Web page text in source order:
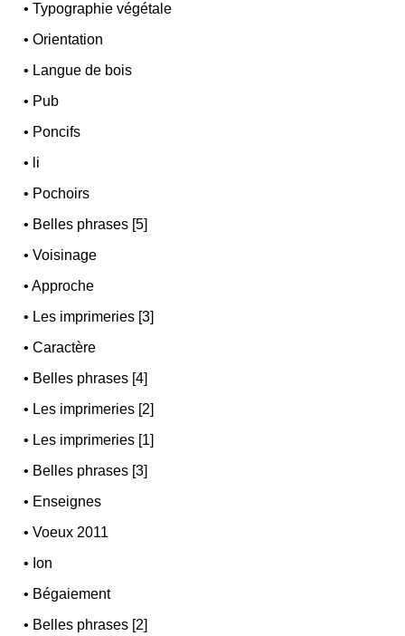
•Typographie végétale
•Orientation
• Langue de bois
• Pub
• Poncifs
• li
• Pochoirs
• Belles phrases [5]
•Voisinage
•Approche
• Les imprimeries [3]
•Caractère
• Belles phrases [4]
• Les imprimeries [2]
• Les imprimeries [1]
• Belles phrases [3]
• Enseignes
•Voeux 2011
• Ion
• Bégaiement
• Belles phrases [2]